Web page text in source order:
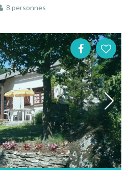
8 personnes